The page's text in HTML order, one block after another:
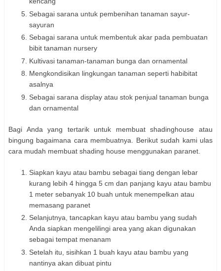
Sebagai sarana untuk pembenihan tanaman sayur-
sayuran
Sebagai sarana untuk membentuk akar pada pembuatan
bibit tanaman nursery
Kultivasi tanaman-tanaman bunga dan ornamental
Mengkondisikan lingkungan tanaman seperti habibitat
asalnya
Sebagai sarana display atau stok penjual tanaman bunga
dan ornamental
Bagi Anda yang tertarik untuk membuat shadinghouse atau
bingung bagaimana cara membuatnya. Berikut sudah kami ulas
cara mudah membuat shading house menggunakan paranet.
Siapkan kayu atau bambu sebagai tiang dengan lebar
kurang lebih 4 hingga 5 cm dan panjang kayu atau bambu
1 meter sebanyak 10 buah untuk menempelkan atau
memasang paranet
Selanjutnya, tancapkan kayu atau bambu yang sudah
Anda siapkan mengelilingi area yang akan digunakan
sebagai tempat menanam
Setelah itu, sisihkan 1 buah kayu atau bambu yang
nantinya akan dibuat pintu